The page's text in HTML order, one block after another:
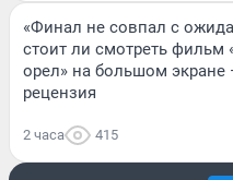
«Финал не совпал с
стоит ли смотреть фильм
орел» на большом экране
рецензия
2 часа 415